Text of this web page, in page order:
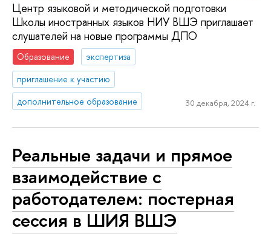
Центр языковой и методической подготовки
Школы иностранных языков НИУ ВШЭ приглашает
слушателей на новые программы ДПО
Образование
экспертиза
приглашение к участию
дополнительное образование
30 декабря, 2024 г.
Реальные задачи и прямое
взаимодействие с
работодателем: постерная
сессия в ШИЯ ВШЭ